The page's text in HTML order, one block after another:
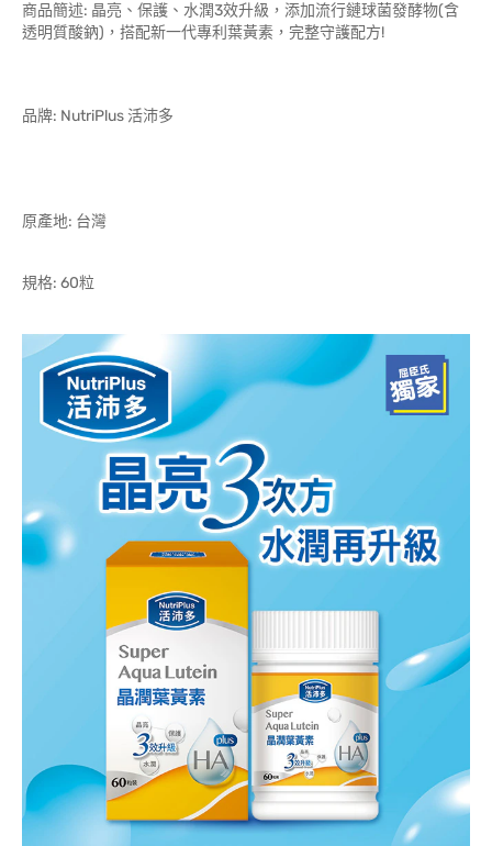
商品簡述: 晶亮、保護、水潤3效升級，添加流行鏈球菌發酵物(含
透明質酸鈉)，搭配新一代專利葉黃素，完整守護配方!
品牌: NutriPlus 活沛多
原產地: 台灣
規格: 60粒